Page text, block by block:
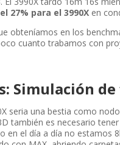
27% para el 3990Xen
obteníamos en los
cuanto trabamos con
Simulación
seria una bestia como
también es necesario
en el día a día no estamos